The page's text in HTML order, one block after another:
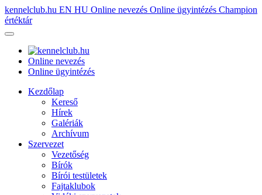
kennelclub.hu EN HU Online nevezés Online ügyintézés Champion
értéktár
Online nevezés
Online ügyintézés
Kezdőlap
Kereső
Hírek
Galériák
Archívum
Szervezet
Vezetőség
Bírók
Bírói testületek
Fajtaklubok